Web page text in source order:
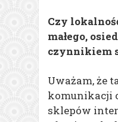
Czy
małego,
czynnikiem
Uważam, że
komunikacji
sklepów